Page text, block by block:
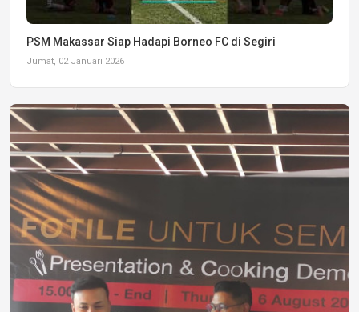
PSM Makassar Siap Hadapi Borneo FC di Segiri
Jumat, 02 Januari 2026